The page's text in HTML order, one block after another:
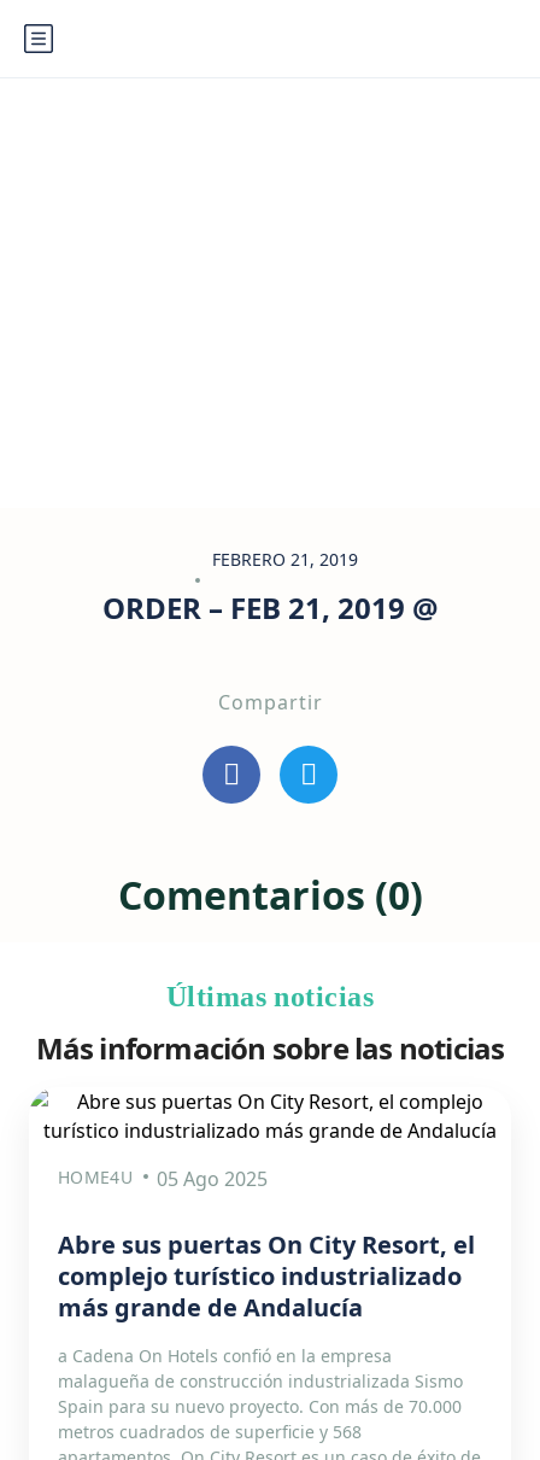
FEBRERO 21, 2019
ORDER – FEB 21, 2019 @
Compartir
Comentarios (0)
Últimas noticias
Más información sobre las noticias
HOME4U 05 Ago 2025
Abre sus puertas On City Resort, el
complejo turístico industrializado
más grande de Andalucía
a Cadena On Hotels confió en la empresa
malagueña de construcción industrializada Sismo
Spain para su nuevo proyecto. Con más de 70.000
metros cuadrados de superficie y 568